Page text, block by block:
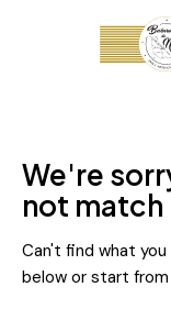
We're
not match
Can't find what
below or start from